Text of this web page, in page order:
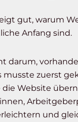
gut, warum
Anfang sind.
darum,
musste zuerst
die Website
und